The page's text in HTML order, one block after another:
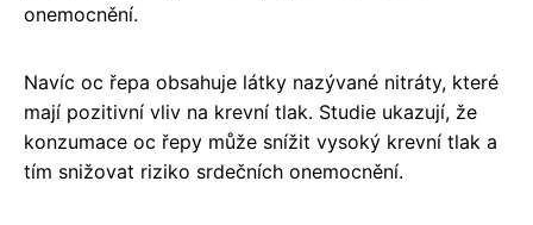
onemocnění.
Navíc oc řepa obsahuje látky nazývané nitráty, které
mají pozitivní vliv na krevní tlak. Studie ukazují, že
konzumace oc řepy může snížit vysoký krevní tlak a
tím snižovat riziko srdečních onemocnění.